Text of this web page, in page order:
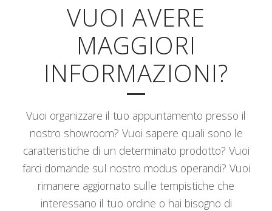
LAVORA CON NOI
ISCRIVITI ALLA NEWSLETTER
VUOI AVERE
MAGGIORI
INFORMAZIONI?
Vuoi organizzare il tuo appuntamento presso il
nostro showroom? Vuoi sapere quali sono le
caratteristiche di un determinato prodotto? Vuoi
farci domande sul nostro modus operandi? Vuoi
rimanere aggiornato sulle tempistiche che
interessano il tuo ordine o hai bisogno di